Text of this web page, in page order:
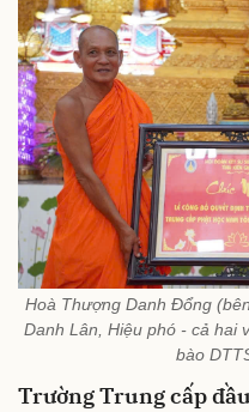
Hoà Thượng Danh Đổng
Danh Lân, Hiệu phó - cả hai
bào
Trường Trung cấp